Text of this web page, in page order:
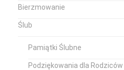
Bierzmowanie
Ślub
Pamiątki Ślubne
Podziękowania dla Rodziców